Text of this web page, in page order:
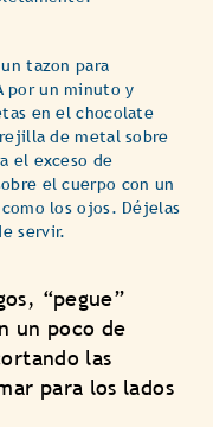
tazon para
por un minuto y
en el chocolate
de metal sobre
el exceso de
el cuerpo con un
los ojos. Déjelas
servir.
“pegue”
un poco de
las
para los lados